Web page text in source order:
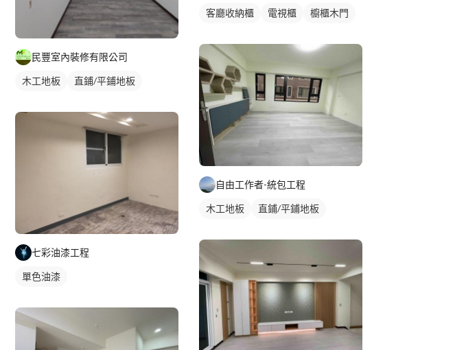
民豐室內裝修有限公司
木工地板 直鋪/平鋪地板
七彩油漆工程
單色油漆
客廳收納櫃 電視櫃 櫥櫃木門
自由工作者-統包工程
木工地板 直鋪/平鋪地板